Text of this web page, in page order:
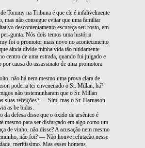
Tommy na Tribuna é que ele é infalivelmente
mas não consegue evitar que uma familiar
descontentamento escureça seu rosto, em
gunta. Nós dois temos uma história
foi o promotor mais novo no acontecimento
ainda divide minha vida tão nitidamente
centro de uma estrada, quando fui julgado e
por causa do assassinato de uma promotora
não há nem mesmo uma prova clara de
poderia ter envenenado o Sr. Millan, há?
não testemunharam que o Sr. Millan
suas refeições? — Sim, mas o Sr. Harnason
as be bidas.
defesa disse que o óxido de arsênico é
mesmo para ser disfarçado em algo como um
de vinho, não disse? A acusação nem mesmo
não foi? — Não houve refutação nesse
meritíssimo. Mas esses homens